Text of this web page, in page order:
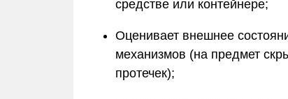
средстве или контейнере;
Оценивает внешнее
механизмов (на предмет
протечек);